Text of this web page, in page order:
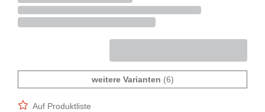
weitere Varianten (6)
Auf Produktliste